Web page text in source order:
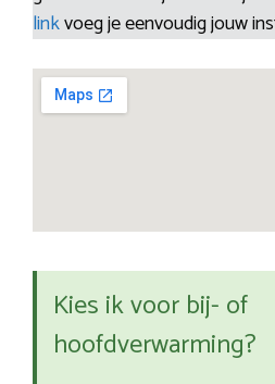
linkvoeg je eenvoudig jouw
Kies ik voor bij- of
hoofdverwarming?